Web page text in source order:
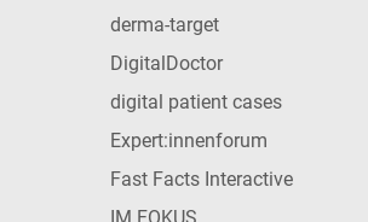
derma-target
DigitalDoctor
digital patient cases
Expert:innenforum
Fast Facts Interactive